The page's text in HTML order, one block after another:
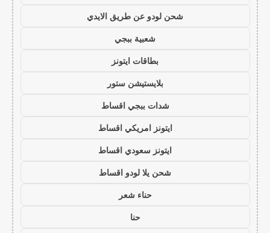
شحن لودو عن طريق الايدي
شعبية ببجي
بطاقات ايتونز
بلايستيشن ستور
شدات ببجي اقساط
ايتونز امريكي اقساط
ايتونز سعودي اقساط
شحن يلا لودو اقساط
حناء شعر
حنا